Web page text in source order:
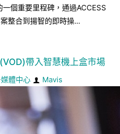
個重要里程碑，通過ACCESS
整合到揚智的即時操...
帶入智慧機上盒市場
體中心 Mavis